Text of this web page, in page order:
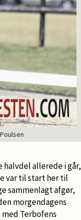
halvdel allerede i går,
var til start her til
sammenlagt afgør,
morgendagens
med Terbofens